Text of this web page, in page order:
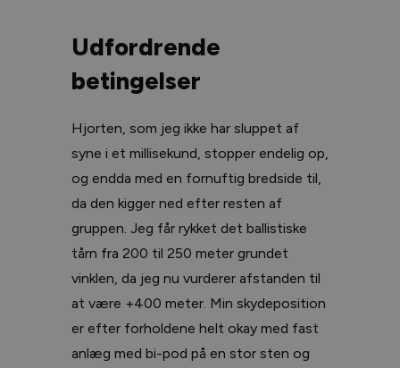
Udfordrende
betingelser
Hjorten, som jeg ikke har sluppet af
syne i et millisekund, stopper endelig op,
og endda med en fornuftig bredside til,
da den kigger ned efter resten af
gruppen. Jeg får rykket det ballistiske
tårn fra 200 til 250 meter grundet
vinklen, da jeg nu vurderer afstanden til
at være +400 meter. Min skydeposition
er efter forholdene helt okay med fast
anlæg med bi-pod på en stor sten og